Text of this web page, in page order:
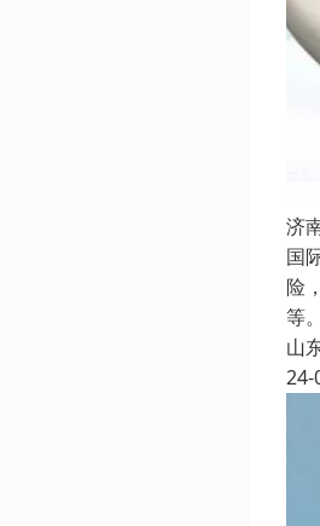
济
国
险
等
山
24-